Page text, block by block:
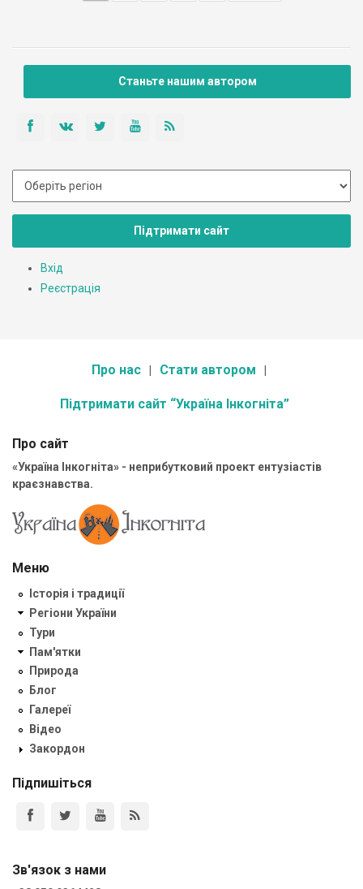
Станьте нашим автором
Підтримати сайт
Вхід
Реєстрація
Про нас Стати автором
Підтримати сайт “Україна Інкогніта”
Про сайт
«Україна Інкогніта» - неприбутковий проект ентузіастів
краєзнавства.
Меню
Історія і традиції
Регіони України
Тури
Пам'ятки
Природа
Блог
Галереї
Відео
Закордон
Підпишіться
Зв'язок з нами